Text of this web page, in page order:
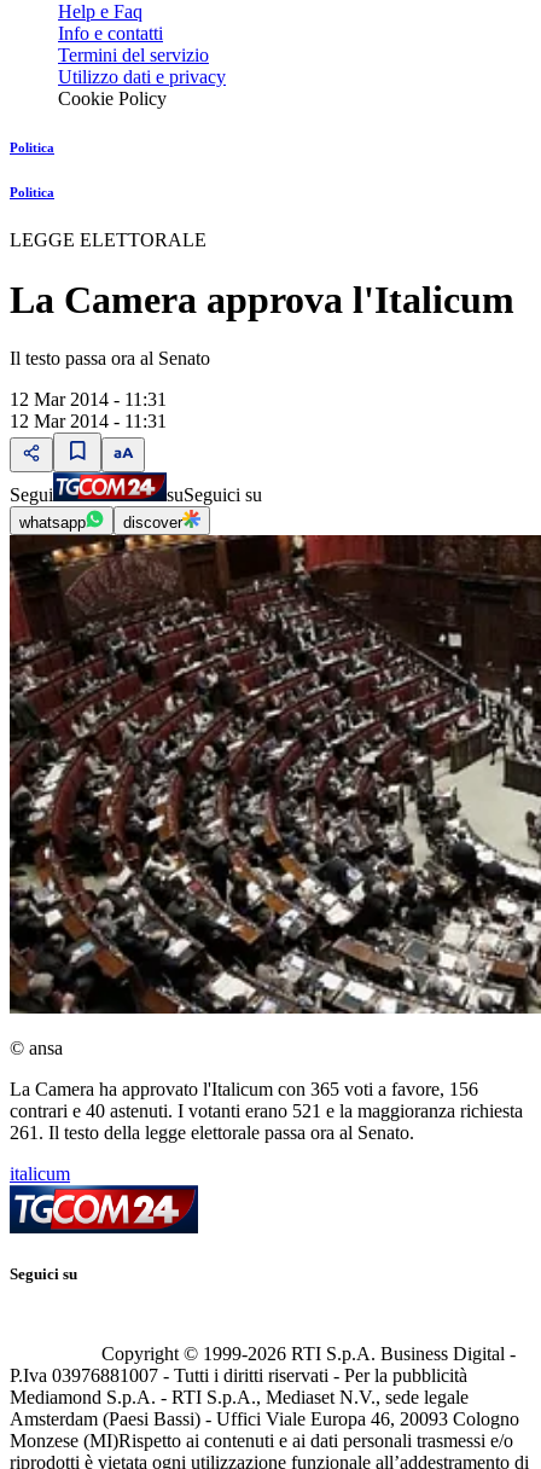
Help e Faq
Info e contatti
Termini del servizio
Utilizzo dati e privacy
Cookie Policy
Politica
Politica
LEGGE ELETTORALE
La Camera approva l'Italicum
Il testo passa ora al Senato
12 Mar 2014 - 11:31
12 Mar 2014 - 11:31
Segui suSeguici su
whatsapp discover
© ansa
La Camera ha approvato l'Italicum con 365 voti a favore, 156
contrari e 40 astenuti. I votanti erano 521 e la maggioranza richiesta
261. Il testo della legge elettorale passa ora al Senato.
italicum
Seguici su
Copyright © 1999-2026 RTI S.p.A. Business Digital -
P.Iva 03976881007 - Tutti i diritti riservati - Per la pubblicità
Mediamond S.p.A. - RTI S.p.A., Mediaset N.V., sede legale
Amsterdam (Paesi Bassi) - Uffici Viale Europa 46, 20093 Cologno
Monzese (MI)Rispetto ai contenuti e ai dati personali trasmessi e/o
riprodotti è vietata ogni utilizzazione funzionale all’addestramento di